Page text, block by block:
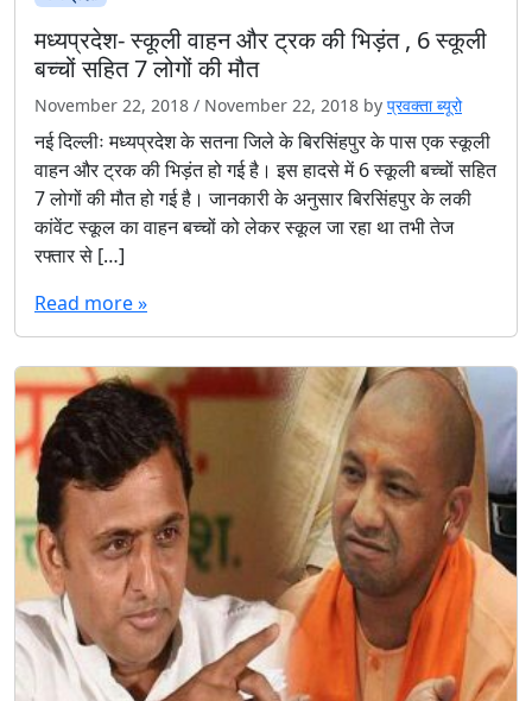
मध्यप्रदेश- स्कूली वाहन और ट्रक की भिड़ंत , 6 स्कूली
बच्चों सहित 7 लोगों की मौत
November 22, 2018 / November 22, 2018 by प्रवक्ता ब्यूरो
नई दिल्लीः मध्यप्रदेश के सतना जिले के बिरसिंहपुर के पास एक स्कूली
वाहन और ट्रक की भिड़ंत हो गई है। इस हादसे में 6 स्कूली बच्चों सहित
7 लोगों की मौत हो गई है। जानकारी के अनुसार बिरसिंहपुर के लकी
कांवेंट स्कूल का वाहन बच्चों को लेकर स्कूल जा रहा था तभी तेज
रफ्तार से […]
Read more »